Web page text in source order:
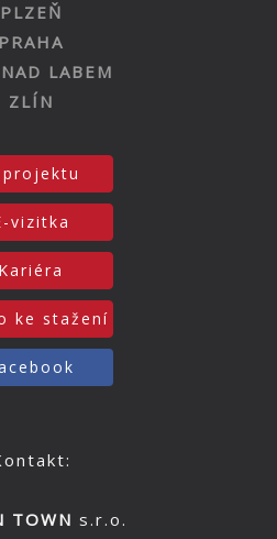
PLZEŇ
PRAHA
LABEM
ZLÍN
projektu
vizitka
Kariéra
ke stažení
TOWN s.r.o.